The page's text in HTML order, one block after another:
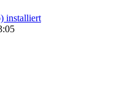
installiert